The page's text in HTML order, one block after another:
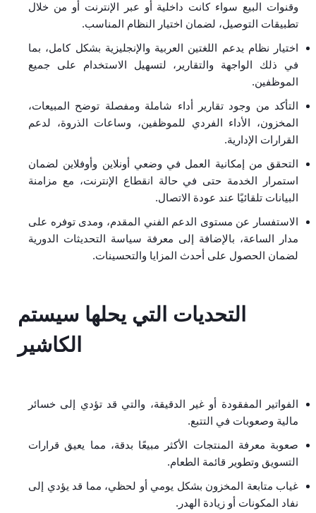
وقنوات البيع سواء كانت داخلية أو عبر الإنترنت أو من خلال
تطبيقات التوصيل، لضمان اختيار النظام المناسب.
اختيار نظام يدعم اللغتين العربية والإنجليزية بشكل كامل، بما
في ذلك الواجهة والتقارير، لتسهيل الاستخدام على جميع
الموظفين.
التأكد من وجود تقارير أداء شاملة ومفصلة توضح المبيعات،
المخزون، الأداء الفردي للموظفين، وساعات الذروة، لدعم
القرارات الإدارية.
التحقق من إمكانية العمل في وضعي أونلاين وأوفلاين لضمان
استمرار الخدمة حتى في حالة انقطاع الإنترنت، مع مزامنة
البيانات تلقائيًا عند عودة الاتصال.
الاستفسار عن مستوى الدعم الفني المقدم، ومدى توفره على
مدار الساعة، بالإضافة إلى معرفة سياسة التحديثات الدورية
لضمان الحصول على أحدث المزايا والتحسينات.
التحديات التي يحلها سيستم
الكاشير
الفواتير المفقودة أو غير الدقيقة، والتي قد تؤدي إلى خسائر
مالية وصعوبات في التتبع.
صعوبة معرفة المنتجات الأكثر مبيعًا بدقة، مما يعيق قرارات
التسويق وتطوير قائمة الطعام.
غياب متابعة المخزون بشكل يومي أو لحظي، مما قد يؤدي إلى
نفاد المكونات أو زيادة الهدر.